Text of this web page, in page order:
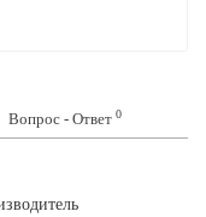
Вопрос - Ответ 0